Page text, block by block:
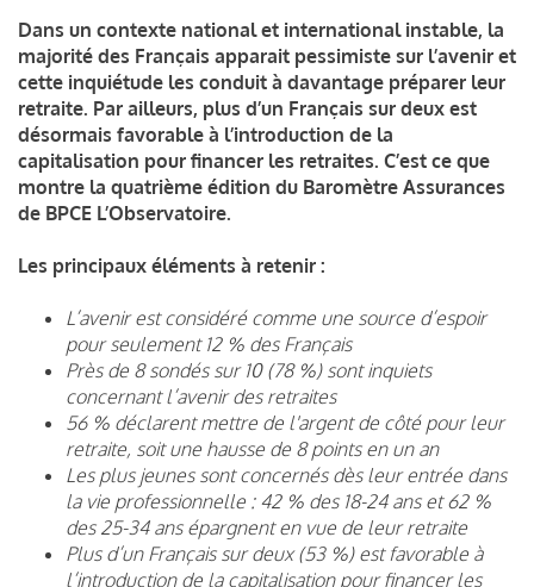
Dans un contexte national et international instable, la
majorité des Français apparait pessimiste sur l’avenir et
cette inquiétude les conduit à davantage préparer leur
retraite. Par ailleurs, plus d’un Français sur deux est
désormais favorable à l’introduction de la
capitalisation pour financer les retraites. C’est ce que
montre la quatrième édition du Baromètre Assurances
de BPCE L’Observatoire.
Les principaux éléments à retenir :
L’avenir est considéré comme une source d’espoir
pour seulement 12 % des Français
Près de 8 sondés sur 10 (78 %) sont inquiets
concernant l’avenir des retraites
56 % déclarent mettre de l'argent de côté pour leur
retraite, soit une hausse de 8 points en un an
Les plus jeunes sont concernés dès leur entrée dans
la vie professionnelle : 42 % des 18-24 ans et 62 %
des 25-34 ans épargnent en vue de leur retraite
Plus d’un Français sur deux (53 %) est favorable à
l’introduction de la capitalisation pour financer les